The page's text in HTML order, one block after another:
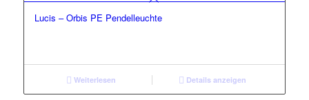
Lucis – Orbis PE Pendelleuchte
Weiterlesen Details anzeigen